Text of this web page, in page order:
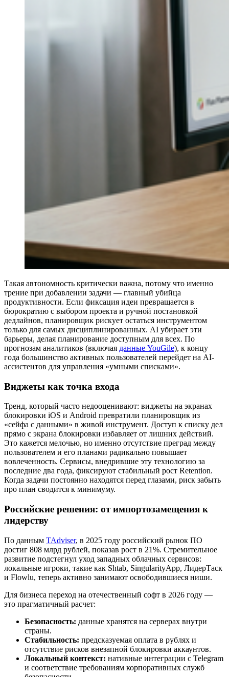
Такая автономность критически важна, потому что именно
трение при добавлении задачи — главный убийца
продуктивности. Если фиксация идеи превращается в
бюрократию с выбором проекта и ручной постановкой
дедлайнов, планировщик рискует остаться инструментом
только для самых дисциплинированных. AI убирает эти
барьеры, делая планирование доступным для всех. По
прогнозам аналитиков (включая данные YouGile), к концу
года большинство активных пользователей перейдет на AI-
ассистентов для управления «умными списками».
Виджеты как точка входа
Тренд, который часто недооценивают: виджеты на экранах
блокировки iOS и Android превратили планировщик из
«сейфа с данными» в живой инструмент. Доступ к списку дел
прямо с экрана блокировки избавляет от лишних действий.
Это кажется мелочью, но именно отсутствие преград между
пользователем и его планами радикально повышает
вовлеченность. Сервисы, внедрившие эту технологию за
последние два года, фиксируют стабильный рост Retention.
Когда задачи постоянно находятся перед глазами, риск забыть
про план сводится к минимуму.
Российские решения: от импортозамещения к
лидерству
По данным TAdviser, в 2025 году российский рынок ПО
достиг 808 млрд рублей, показав рост в 21%. Стремительное
развитие подстегнул уход западных облачных сервисов:
локальные игроки, такие как Shtab, SingularityApp, ЛидерТаск
и Flowlu, теперь активно занимают освободившиеся ниши.
Для бизнеса переход на отечественный софт в 2026 году —
это прагматичный расчет:
Безопасность: данные хранятся на серверах внутри
страны.
Стабильность: предсказуемая оплата в рублях и
отсутствие рисков внезапной блокировки аккаунтов.
Локальный контекст: нативные интеграции с Telegram
и соответствие требованиям корпоративных служб